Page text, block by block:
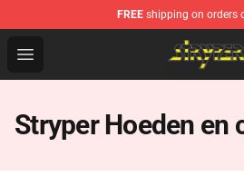
FREE shipping on orders
Open menu
Stryper Store - Official Stryper
Stryper Hoeden en